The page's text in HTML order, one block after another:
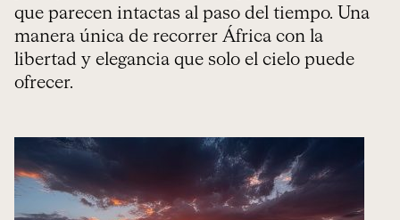
que parecen intactas al paso del tiempo. Una
manera única de recorrer África con la
libertad y elegancia que solo el cielo puede
ofrecer.